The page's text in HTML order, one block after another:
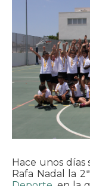
Hace unos
Rafa Nadal la